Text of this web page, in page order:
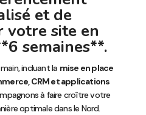
et de
votre site en
semaines**.
incluant la mise en place
CRM et applications
à faire croître votre
optimale dans le Nord.